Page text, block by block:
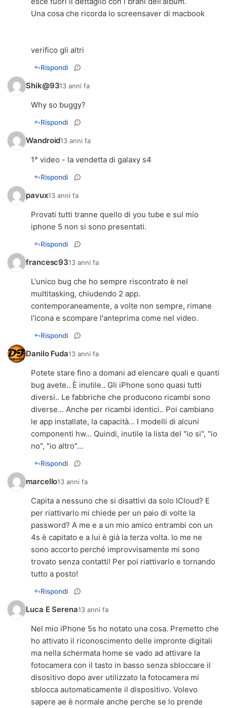
Una cosa che ricorda lo screensaver di macbook
verifico gli altri
Rispondi
Shik@9313 anni fa
Why so buggy?
Rispondi
Wandroid13 anni fa
1° video - la vendetta di galaxy s4
Rispondi
pavux13 anni fa
Provati tutti tranne quello di you tube e sul mio
iphone 5 non si sono presentati.
Rispondi
francesc9313 anni fa
L'unico bug che ho sempre riscontrato è nel
multitasking, chiudendo 2 app.
contemporaneamente, a volte non sempre, rimane
l'icona e scompare l'anteprima come nel video.
Rispondi
Danilo Fuda13 anni fa
Potete stare fino a domani ad elencare quali e quanti
bug avete.. È inutile.. Gli iPhone sono quasi tutti
diversi.. Le fabbriche che producono ricambi sono
diverse... Anche per ricambi identici.. Poi cambiano
le app installate, la capacità... I modelli di alcuni
componenti hw... Quindi, inutile la lista del "io si", "io
no", "io altro"...
Rispondi
marcello13 anni fa
Capita a nessuno che si disattivi da solo ICloud? E
per riattivarlo mi chiede per un paio di volte la
password? A me e a un mio amico entrambi con un
4s è capitato e a lui è già la terza volta. Io me ne
sono accorto perché improvvisamente mi sono
trovato senza contatti! Per poi riattivarlo e tornando
tutto a posto!
Rispondi
Luca E Serena13 anni fa
Nel mio iPhone 5s ho notato una cosa. Premetto che
ho attivato il riconoscimento delle impronte digitali
ma nella schermata home se vado ad attivare la
fotocamera con il tasto in basso senza sbloccare il
disositivo dopo aver utilizzato la fotocamera mi
sblocca automaticamente il dispositivo. Volevo
sapere ae è normale anche perche se lo prende